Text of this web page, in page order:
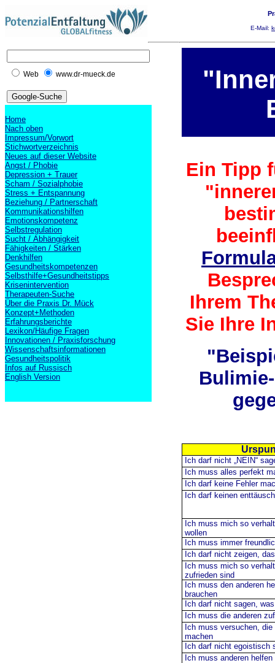
E-Mail:
Web www.dr-mueck.de
Home
Nach oben
Impressum/Vorwort
Stichwortverzeichnis
Neues auf dieser Website
Angst / Phobie
Depression + Trauer
Scham / Sozialphobie
Stress + Entspannung
Beziehung / Partnerschaft
Kommunikationshilfen
Emotionskompetenz
Selbstregulation
Sucht / Abhängigkeit
Fähigkeiten / Stärken
Denkhilfen
Gesundheitskompetenzen
Selbsthilfe+Gesundheitstipps
Krisenintervention
Therapeuten-Suche
Über die Praxis Dr. Mück
Konzept+Methoden
Erfahrungsberichte
Lexikon/Häufige Fragen
Innovationen / Praxisforschung
Wissenschaftsinformationen
Gesundheitspolitik
Infos auf Russisch
English Version
Ein Tipp
Ihrem
Sie Ihre
Ich darf nicht „NEIN“
Ich muss alles perfekt
Ich darf keine Fehler
Ich darf keinen
Ich muss mich so
wollen
Ich muss immer
Ich darf nicht zeigen,
Ich muss mich so
zufrieden sind
Ich muss den anderen
brauchen
Ich darf nicht sagen,
Ich muss die anderen
Ich muss versuchen,
machen
Ich darf nicht egoistisch
Ich muss anderen helfen